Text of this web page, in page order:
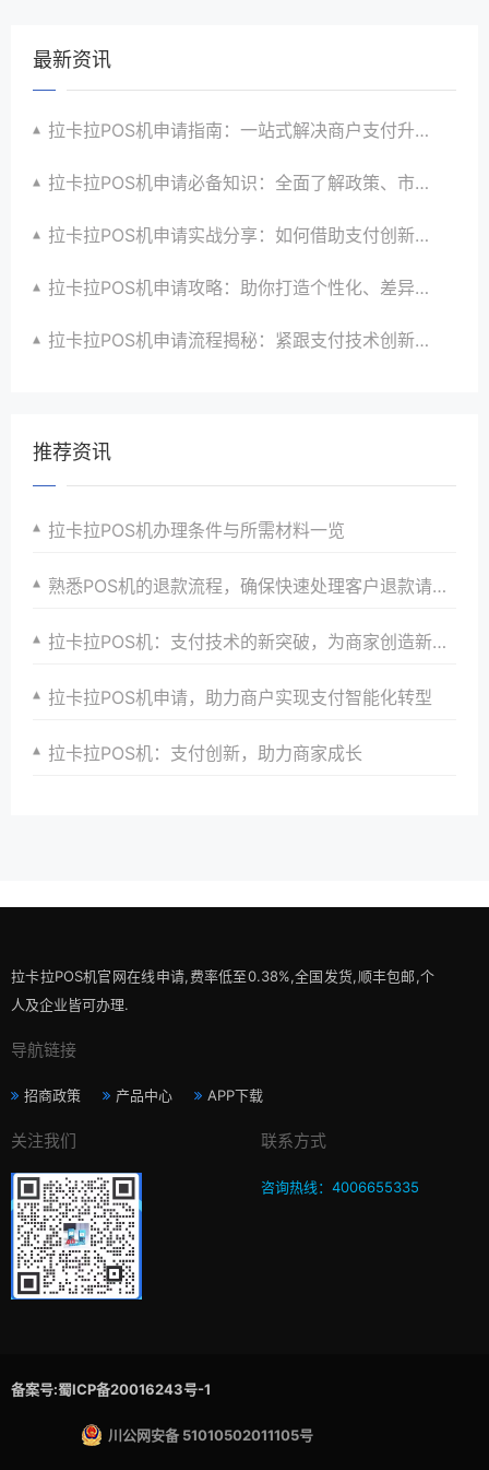
最新资讯
拉卡拉POS机申请指南：一站式解决商户支付升级、智能化与创新需求
拉卡拉POS机申请必备知识：全面了解政策、市场、技术与创新趋势
拉卡拉POS机申请实战分享：如何借助支付创新技术提升商户运营效益与效率
拉卡拉POS机申请攻略：助你打造个性化、差异化支付体验以提升竞争力
拉卡拉POS机申请流程揭秘：紧跟支付技术创新步伐，抢占市场先机
推荐资讯
拉卡拉POS机办理条件与所需材料一览
熟悉POS机的退款流程，确保快速处理客户退款请求。
拉卡拉POS机：支付技术的新突破，为商家创造新价值
拉卡拉POS机申请，助力商户实现支付智能化转型
拉卡拉POS机：支付创新，助力商家成长
拉卡拉POS机官网在线申请,费率低至0.38%,全国发货,顺丰包邮,个
人及企业皆可办理.
导航链接
招商政策 产品中心 APP下载
关注我们 联系方式
咨询热线：4006655335
备案号:蜀ICP备20016243号-1
川公网安备 51010502011105号